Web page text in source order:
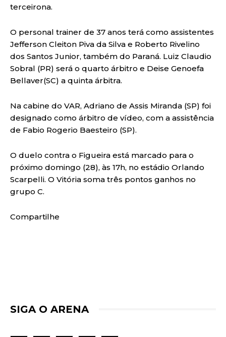
terceirona.
O personal trainer de 37 anos terá como assistentes
Jefferson Cleiton Piva da Silva e Roberto Rivelino
dos Santos Junior, também do Paraná. Luiz Claudio
Sobral (PR) será o quarto árbitro e Deise Genoefa
Bellaver(SC) a quinta árbitra.
Na cabine do VAR, Adriano de Assis Miranda (SP) foi
designado como árbitro de vídeo, com a assistência
de Fabio Rogerio Baesteiro (SP).
O duelo contra o Figueira está marcado para o
próximo domingo (28), às 17h, no estádio Orlando
Scarpelli. O Vitória soma três pontos ganhos no
grupo C.
Compartilhe
SIGA O ARENA